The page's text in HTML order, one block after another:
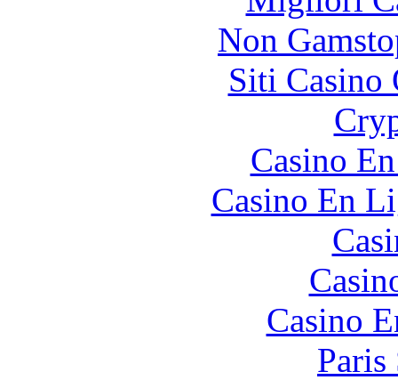
Non
Siti Casino
Casino
Casino En
Casino